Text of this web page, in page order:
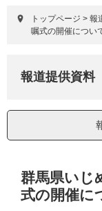
トップページ > 報
嘱式の開催につい
報道提供資料
群馬県いじ
式の開催に